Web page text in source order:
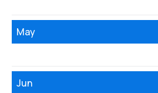
May
Jun